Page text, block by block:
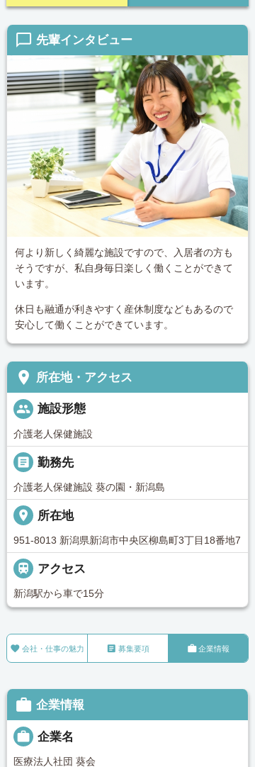
chat_bubble_outline 先輩インタビュー
何より新しく綺麗な施設ですので、入居者の方も
そうですが、私自身毎日楽しく働くことができて
います。
休日も融通が利きやすく産休制度などもあるので
安心して働くことができています。
place 所在地・アクセス
people 施設形態
介護老人保健施設
_pin
勤務先
介護老人保健施設 葵の園・新潟島
place 所在地
951-8013 新潟県新潟市中央区柳島町3丁目18番地7
 アクセス
新潟駅から車で15分
 会社・仕事の魅力  募集要項 企業情報
 企業情報
 企業名
医療法人社団 葵会